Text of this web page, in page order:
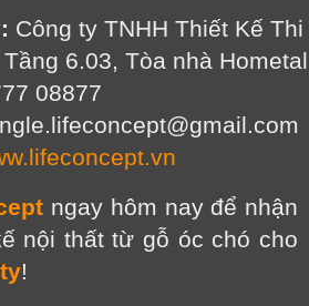
Công ty TNHH Thiết Kế
Tầng 6.03, Tòa nhà
08877
ngay hôm nay để nhận
nội thất từ gỗ óc chó cho
!